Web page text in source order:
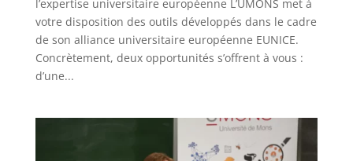
l’expertise universitaire européenne L’UMONS met à
votre disposition des outils développés dans le cadre
de son alliance universitaire européenne EUNICE.
Concrètement, deux opportunités s’offrent à vous :
d’une...